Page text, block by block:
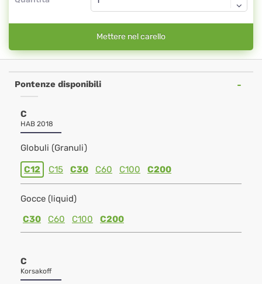
Mettere nel carello
Pontenze disponibili
C
HAB 2018
Globuli (Granuli)
C12 C15 C30 C60 C100 C200
Gocce (liquid)
C30
C60 C100 C200
C
Korsakoff